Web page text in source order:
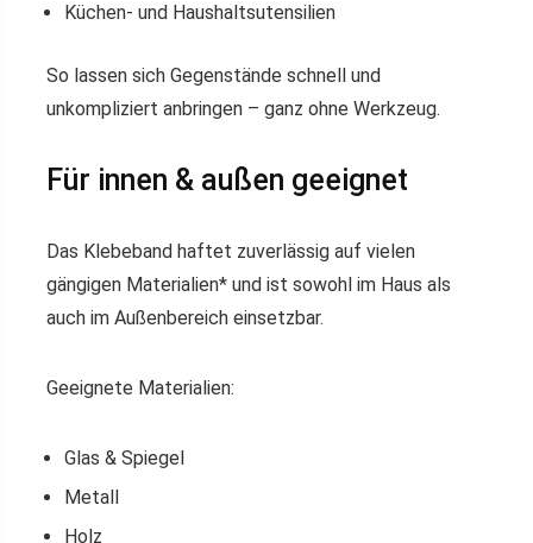
Küchen- und Haushaltsutensilien
So lassen sich Gegenstände schnell und
unkompliziert anbringen – ganz ohne Werkzeug.
Für innen & außen geeignet
Das Klebeband haftet zuverlässig auf vielen
gängigen Materialien* und ist sowohl im Haus als
auch im Außenbereich einsetzbar.
Geeignete Materialien:
Glas & Spiegel
Metall
Holz